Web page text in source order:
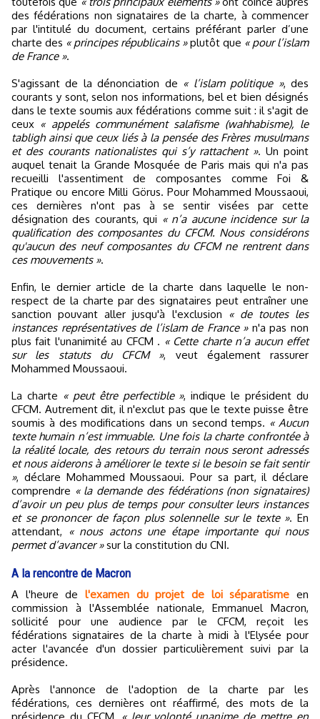
des fédérations non signataires de la charte, à commencer
par l'intitulé du document, certains préférant parler d’une
charte des « principes républicains »plutôt que « pour l’islam
de France ».
S'agissant de la dénonciation de « l’islam politique », des
courants y sont, selon nos informations, bel et bien désignés
dans le texte soumis aux fédérations comme suit : il s'agit de
ceux « appelés communément salafisme (wahhabisme), le
tabligh ainsi que ceux liés à la pensée des Frères musulmans
et des courants nationalistes qui s’y rattachent ». Un point
auquel tenait la Grande Mosquée de Paris mais qui n'a pas
recueilli l'assentiment de composantes comme Foi &
Pratique ou encore Milli Görus. Pour Mohammed Moussaoui,
ces dernières n'ont pas à se sentir visées par cette
désignation des courants, qui « n’a aucune incidence sur la
qualification des composantes du CFCM. Nous considérons
qu'aucun des neuf composantes du CFCM ne rentrent dans
ces mouvements ».
Enfin, le dernier article de la charte dans laquelle le non-
respect de la charte par des signataires peut entraîner une
sanction pouvant aller jusqu'à l'exclusion
« de toutes les
instances représentatives de l’islam de France »n'a pas non
plus fait l'unanimité au CFCM . « Cette charte n’a aucun effet
sur les statuts du CFCM », veut également rassurer
Mohammed Moussaoui.
La charte « peut être perfectible », indique le président du
CFCM. Autrement dit, il n'exclut pas que le texte puisse être
soumis à des modifications dans un second temps. « Aucun
texte humain n’est immuable. Une fois la charte confrontée à
la réalité locale, des retours du terrain nous seront adressés
et nous aiderons à améliorer le texte si le besoin se fait sentir
», déclare Mohammed Moussaoui. Pour sa part, il déclare
comprendre « la demande des fédérations (non signataires)
d’avoir un peu plus de temps pour consulter leurs instances
et se prononcer de façon plus solennelle sur le texte ». En
attendant,
« nous actons une étape importante qui nous
permet d’avancer »sur la constitution du CNI.
A la rencontre de Macron
A l'heure de l'examen du projet de loi séparatisme en
commission à l'Assemblée nationale, Emmanuel Macron,
sollicité pour une audience par le CFCM, reçoit les
fédérations signataires de la charte à midi à l'Elysée pour
acter l'avancée d'un dossier particulièrement suivi par la
présidence.
Après l'annonce de l'adoption de la charte par les
fédérations, ces dernières ont réaffirmé, des mots de la